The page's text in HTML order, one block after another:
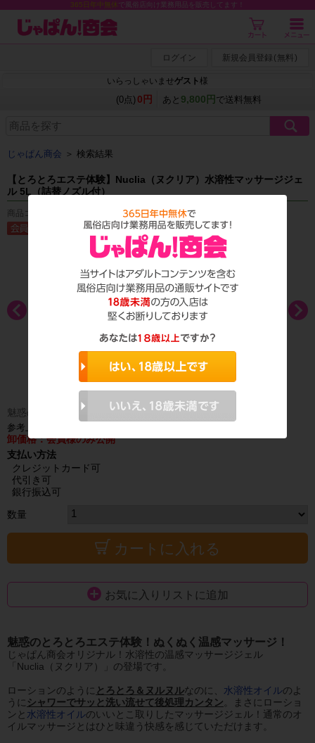
365日年中無休で風俗店向け業務用品を販売してます！
ログイン 新規会員登録 ( 無料 )
いらっしゃいませ ゲスト様
(0点) 0円 あと 9,800円 で送料無料
じゃぱん商会 ＞ 検索結果
【とろとろエステ体験】Nuclia（ヌクリア）水溶性マッサージジェ
ル 5L（詰替ノズル付）
商品コード：L_0235
魅惑のとろとろエステ体験！温感マッサージジェル
参考上代 6,980円（税抜）
卸価格：会員様のみ公開
支払い方法
クレジットカード可
代引き可
銀行振込可
数量
カートに入れる
お気に入りリストに追加
魅惑のとろとろエステ体験！ぬくぬく温感マッサージ！
じゃぱん商会オリジナル！水溶性の温感マッサージジェル
「Nuclia（ヌクリア）」の登場です。
ローションのように とろとろ＆ヌルヌルなのに、 水溶性オイルのよ
うに シャワーでサッと洗い流せて後処理カンタン 。まさにローショ
ンと 水溶性オイルのいいとこ取りしたマッサージジェル！通常のオ
イルマッサージとはひと味違う快感を感じていただけます。